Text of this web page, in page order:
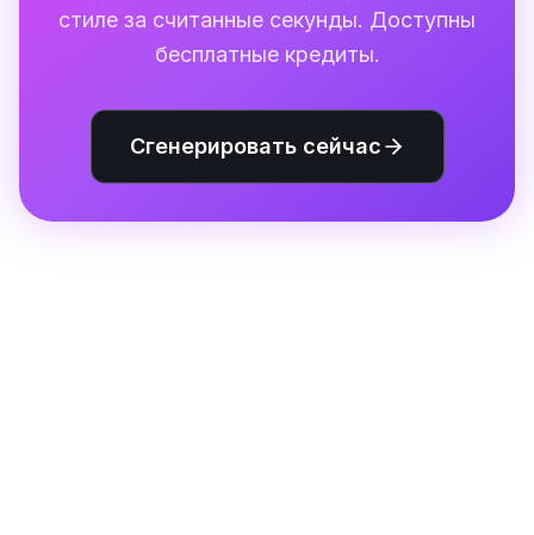
стиле за считанные секунды. Доступны
бесплатные кредиты.
Сгенерировать сейчас